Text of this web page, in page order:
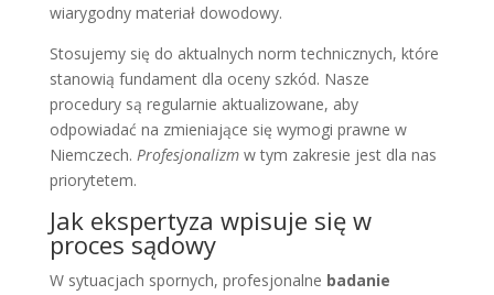
wiarygodny materiał dowodowy.
Stosujemy się do aktualnych norm technicznych, które
stanowią fundament dla oceny szkód. Nasze
procedury są regularnie aktualizowane, aby
odpowiadać na zmieniające się wymogi prawne w
Niemczech. Profesjonalizmw tym zakresie jest dla nas
priorytetem.
Jak ekspertyza wpisuje się w
proces sądowy
W sytuacjach spornych, profesjonalne badanie